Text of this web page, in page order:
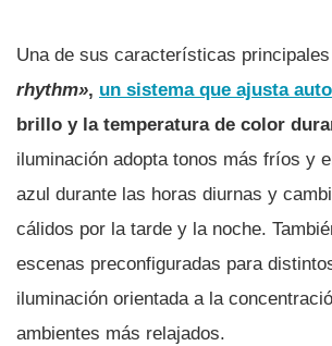
Una de sus características
rhythm», un sistema que ajusta
brillo y la temperatura de color
iluminación adopta tonos más fríos y
azul durante las horas diurnas y
cálidos por la tarde y la noche.
escenas preconfiguradas para
iluminación orientada a la
ambientes más relajados.